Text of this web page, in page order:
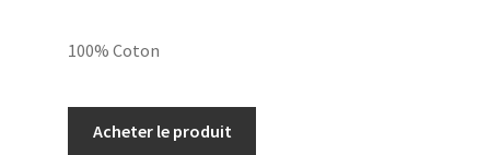
100% Coton
Acheter le produit